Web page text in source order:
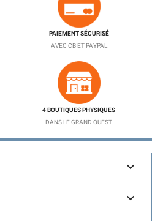
PAIEMENT SÉCURISÉ
AVEC CB ET PAYPAL
4 BOUTIQUES PHYSIQUES
DANS LE GRAND OUEST

